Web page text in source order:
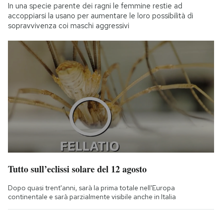
In una specie parente dei ragni le femmine restie ad
accoppiarsi la usano per aumentare le loro possibilità di
sopravvivenza coi maschi aggressivi
Tutto sull’eclissi solare del 12 agosto
Dopo quasi trent'anni, sarà la prima totale nell'Europa
continentale e sarà parzialmente visibile anche in Italia